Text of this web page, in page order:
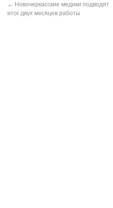
← Новочеркасские медики подводят
итог двух месяцев работы